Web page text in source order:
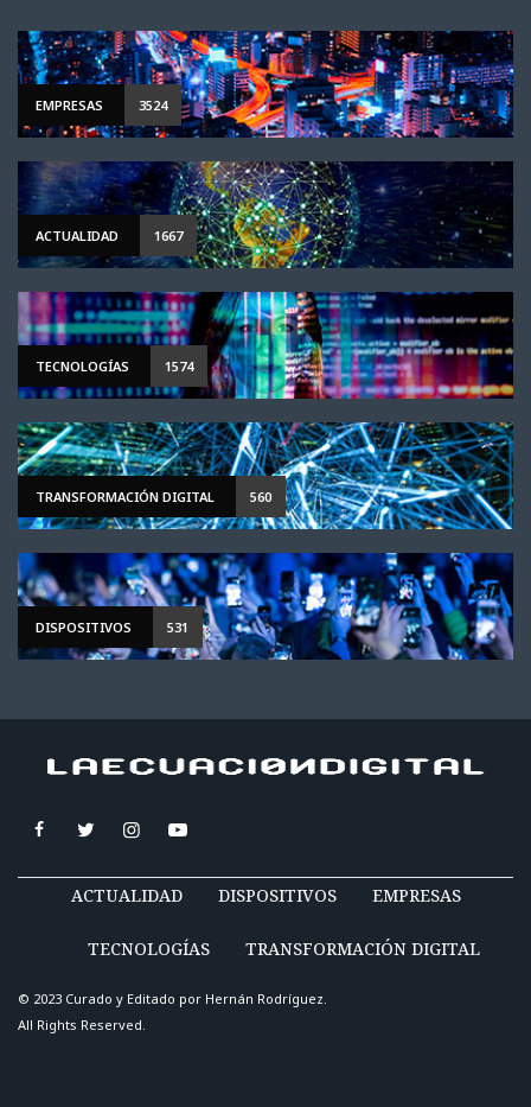
EMPRESAS 3524
ACTUALIDAD 1667
TECNOLOGÍAS 1574
TRANSFORMACIÓN DIGITAL 560
DISPOSITIVOS 531
ACTUALIDAD DISPOSITIVOS EMPRESAS
TECNOLOGÍAS TRANSFORMACIÓN DIGITAL
© 2023 Curado y Editado por Hernán Rodríguez.
All Rights Reserved.